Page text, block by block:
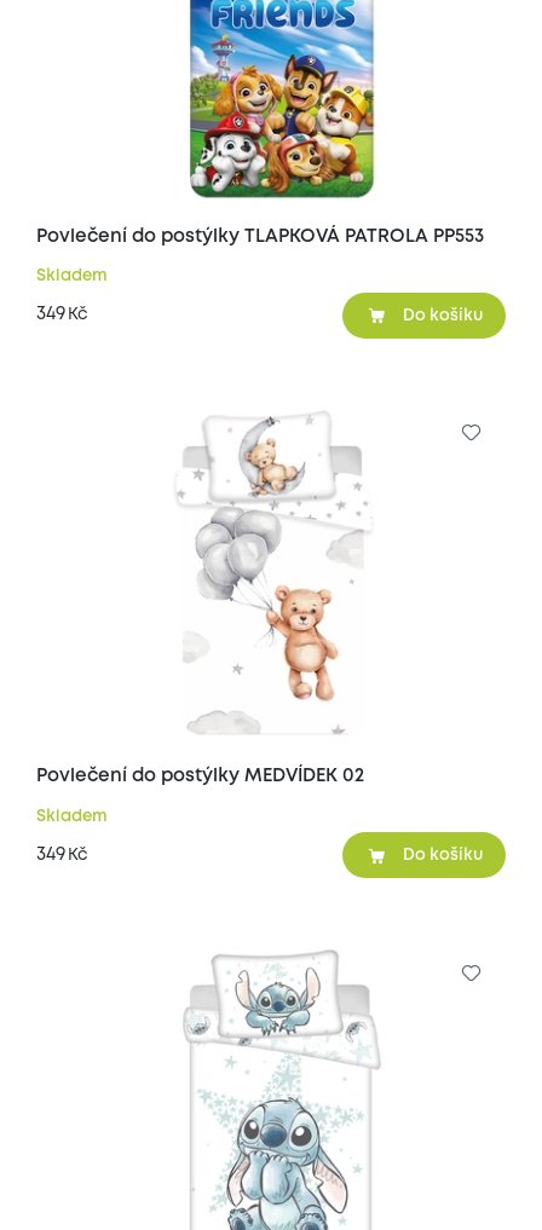
Povlečení do postýlky TLAPKOVÁ PATROLA PP553
Skladem
349 Kč Do košíku
Povlečení do postýlky MEDVÍDEK 02
Skladem
349 Kč Do košíku